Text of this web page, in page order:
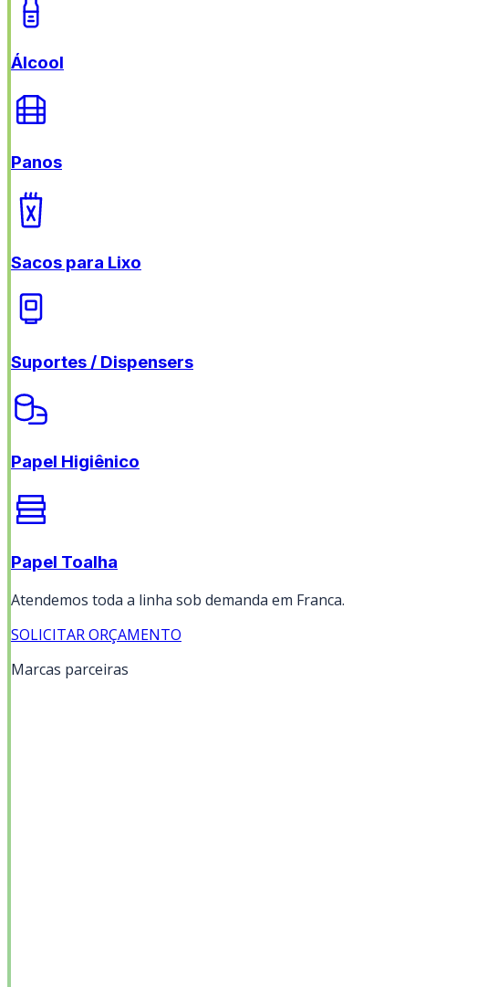
Álcool
Panos
Sacos para Lixo
Suportes / Dispensers
Papel Higiênico
Papel Toalha
Atendemos toda a linha sob demanda em Franca.
SOLICITAR ORÇAMENTO
Marcas parceiras